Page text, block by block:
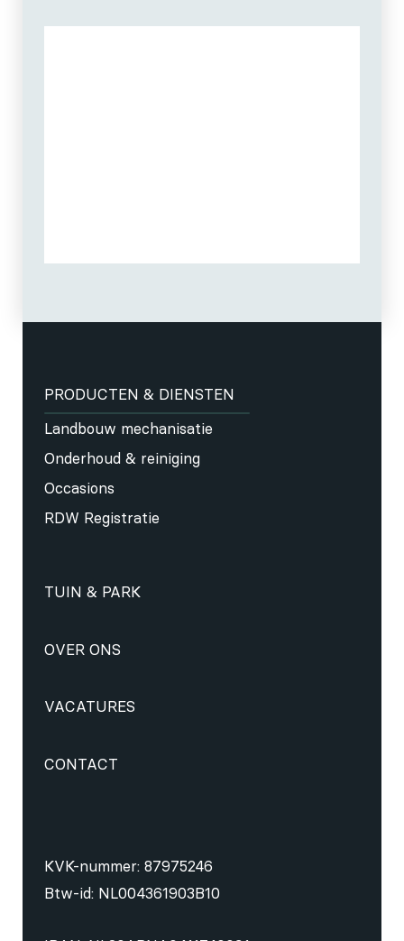
PRODUCTEN & DIENSTEN
Landbouw mechanisatie
Onderhoud & reiniging
Occasions
RDW Registratie
TUIN & PARK
OVER ONS
VACATURES
CONTACT
KVK-nummer: 87975246
Btw-id: NL004361903B10